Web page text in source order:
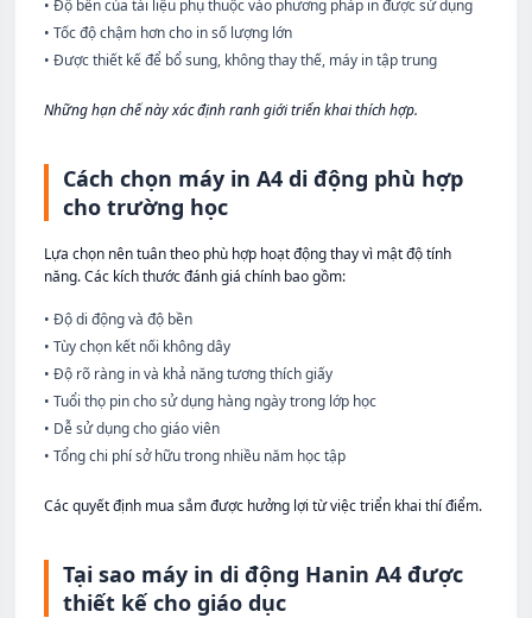
• Độ bền của tài liệu phụ thuộc vào phương pháp in được sử dụng
• Tốc độ chậm hơn cho in số lượng lớn
• Được thiết kế để bổ sung, không thay thế, máy in tập trung
Những hạn chế này xác định ranh giới triển khai thích hợp.
Cách chọn máy in A4 di động phù hợp
cho trường học
Lựa chọn nên tuân theo phù hợp hoạt động thay vì mật độ tính
năng. Các kích thước đánh giá chính bao gồm:
• Độ di động và độ bền
• Tùy chọn kết nối không dây
• Độ rõ ràng in và khả năng tương thích giấy
• Tuổi thọ pin cho sử dụng hàng ngày trong lớp học
• Dễ sử dụng cho giáo viên
• Tổng chi phí sở hữu trong nhiều năm học tập
Các quyết định mua sắm được hưởng lợi từ việc triển khai thí điểm.
Tại sao máy in di động Hanin A4 được
thiết kế cho giáo dục